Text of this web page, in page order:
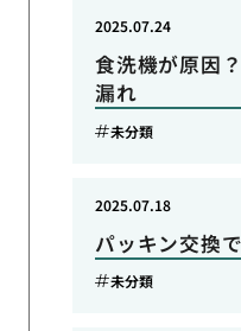
食洗機が原因
漏れ
2025.07.24
未分類
パッキン交換
2025.07.18
未分類